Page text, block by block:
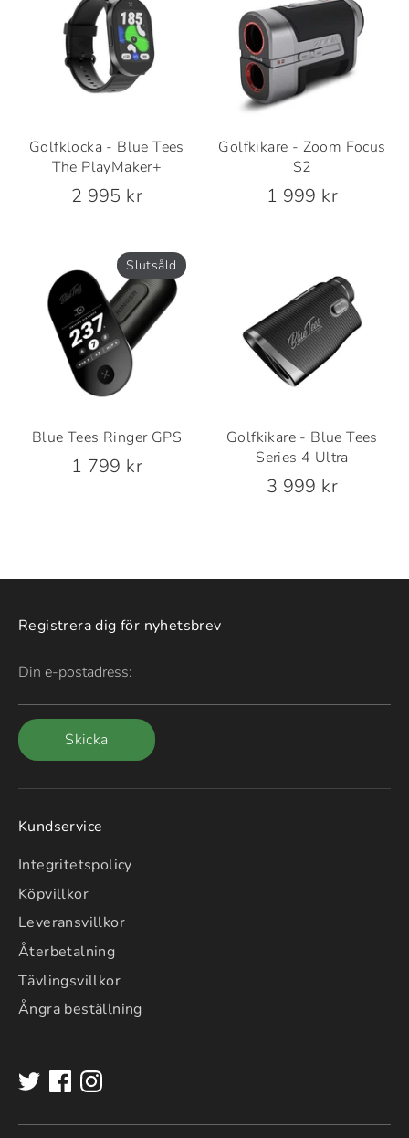
Golfklocka - Blue Tees
The PlayMaker+
2 995 kr
Golfkikare - Zoom Focus
S2
1 999 kr
Blue Tees Ringer GPS
1 799 kr
Slutsåld
Golfkikare - Blue Tees
Series 4 Ultra
3 999 kr
Registrera dig för nyhetsbrev
Din e-postadress:
Skicka
Kundservice
Integritetspolicy
Köpvillkor
Leveransvillkor
Återbetalning
Tävlingsvillkor
Ångra beställning